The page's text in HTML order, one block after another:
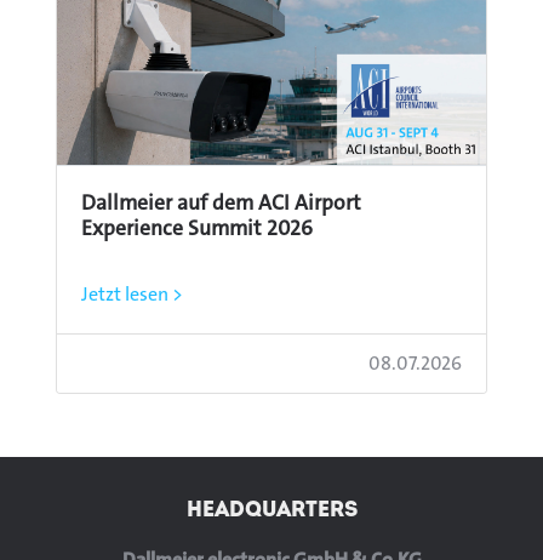
Dallmeier auf dem ACI Airport
Experience Summit 2026
Jetzt lesen >
08.07.2026
HEADQUARTERS